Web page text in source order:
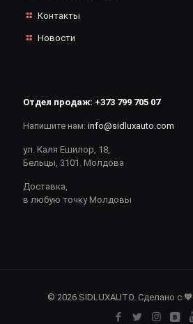
Контакты
Новости
Отдел продаж: +373 799 705 07
Напишите нам: info@sidluxauto.com
ул. Каля Ешилор, 18,
Бельцы, 3101. Молдова
Доставка,
в любую точку Молдовы
© 2026 SIDLUXAUTO. Сделано с 🧡